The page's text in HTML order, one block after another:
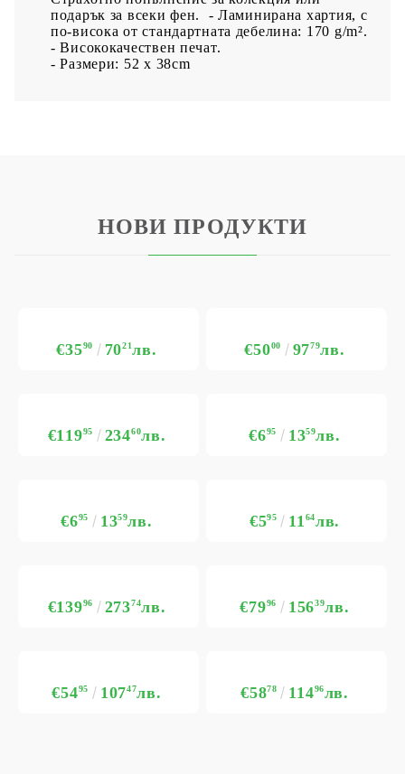
подарък за всеки фен.
- Ламинирана хартия, с
по-висока от стандартната дебелина: 170 g/m².
- Висококачествен печат.
- Размери: 52 x 38cm
НОВИ ПРОДУКТИ
€3590 7021лв. €5000 9779лв.
€11995 23460лв. €695 1359лв.
€695 1359лв. €595 11 64лв.
€13996 27374лв. €7996 15639лв.
€5495 10747лв. €5878 11496лв.